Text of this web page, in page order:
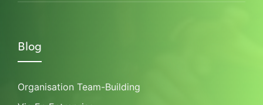
Blog
Organisation Team-Building